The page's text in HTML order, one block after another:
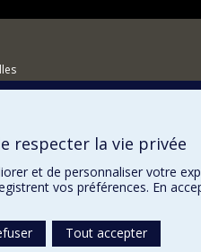
respecter la vie privée
et de personnaliser votre
vos préférences. En
Tout accepter